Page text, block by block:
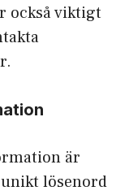
också viktigt
är
lösenord